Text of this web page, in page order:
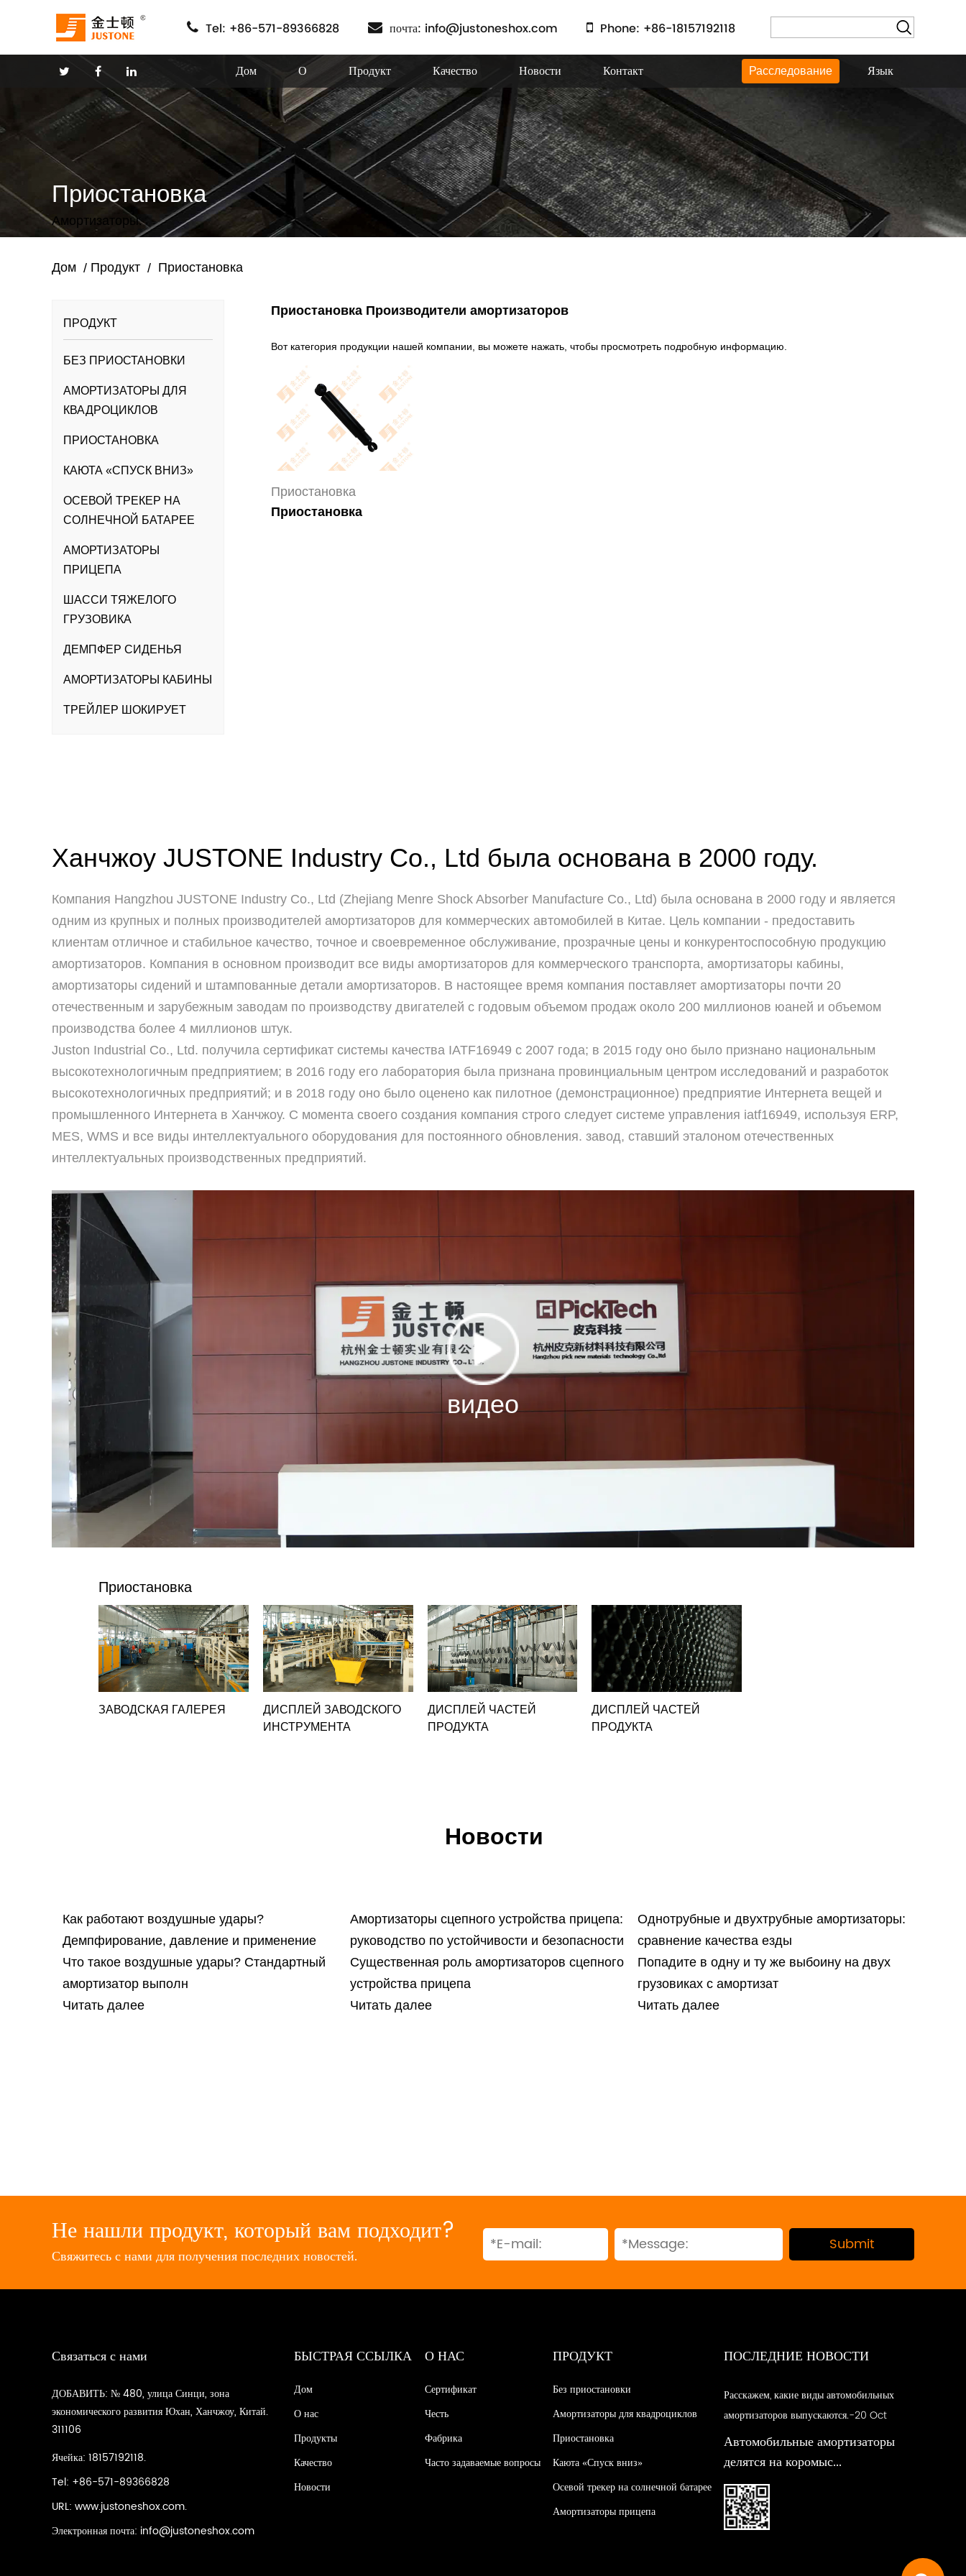
Tel: +86-571-89366828 почта: info@justoneshox.com Phone: +86-18157192118
Дом О Продукт Качество Новости Контакт Расследование Язык
Приостановка
Амортизаторы.
Дом / Продукт / Приостановка
ПРОДУКТ
БЕЗ ПРИОСТАНОВКИ
АМОРТИЗАТОРЫ ДЛЯ
КВАДРОЦИКЛОВ
ПРИОСТАНОВКА
КАЮТА «СПУСК ВНИЗ»
ОСЕВОЙ ТРЕКЕР НА
СОЛНЕЧНОЙ БАТАРЕЕ
АМОРТИЗАТОРЫ
ПРИЦЕПА
ШАССИ ТЯЖЕЛОГО
ГРУЗОВИКА
ДЕМПФЕР СИДЕНЬЯ
АМОРТИЗАТОРЫ КАБИНЫ
ТРЕЙЛЕР ШОКИРУЕТ
Приостановка Производители амортизаторов
Вот категория продукции нашей компании, вы можете нажать, чтобы просмотреть подробную информацию.
Приостановка
Приостановка
Ханчжоу JUSTONE Industry Co., Ltd была основана в 2000 году.
Компания Hangzhou JUSTONE Industry Co., Ltd (Zhejiang Menre Shock Absorber Manufacture Co., Ltd) была основана в 2000 году и является
одним из крупных и полных производителей амортизаторов для коммерческих автомобилей в Китае. Цель компании - предоставить
клиентам отличное и стабильное качество, точное и своевременное обслуживание, прозрачные цены и конкурентоспособную продукцию
амортизаторов. Компания в основном производит все виды амортизаторов для коммерческого транспорта, амортизаторы кабины,
амортизаторы сидений и штампованные детали амортизаторов. В настоящее время компания поставляет амортизаторы почти 20
отечественным и зарубежным заводам по производству двигателей с годовым объемом продаж около 200 миллионов юаней и объемом
производства более 4 миллионов штук.
Juston Industrial Co., Ltd. получила сертификат системы качества IATF16949 с 2007 года; в 2015 году оно было признано национальным
высокотехнологичным предприятием; в 2016 году его лаборатория была признана провинциальным центром исследований и разработок
высокотехнологичных предприятий; и в 2018 году оно было оценено как пилотное (демонстрационное) предприятие Интернета вещей и
промышленного Интернета в Ханчжоу. С момента своего создания компания строго следует системе управления iatf16949, используя ERP,
MES, WMS и все виды интеллектуального оборудования для постоянного обновления. завод, ставший эталоном отечественных
интеллектуальных производственных предприятий.
видео
Приостановка
ЗАВОДСКАЯ ГАЛЕРЕЯ
ДИСПЛЕЙ ЗАВОДСКОГО
ИНСТРУМЕНТА
ДИСПЛЕЙ ЧАСТЕЙ
ПРОДУКТА
ДИСПЛЕЙ ЧАСТЕЙ
ПРОДУКТА
Новости
Как работают воздушные удары?
Демпфирование, давление и применение
Что такое воздушные удары? Стандартный
амортизатор выполн
Читать далее
Амортизаторы сцепного устройства прицепа:
руководство по устойчивости и безопасности
Существенная роль амортизаторов сцепного
устройства прицепа
Читать далее
Однотрубные и двухтрубные амортизаторы:
сравнение качества езды
Попадите в одну и ту же выбоину на двух
грузовиках с амортизат
Читать далее
Не нашли продукт, который вам подходит?
Свяжитесь с нами для получения последних новостей.
Связаться с нами
ДОБАВИТЬ: № 480, улица Синци, зона
экономического развития Юхан, Ханчжоу, Китай.
311106
Ячейка: 18157192118.
Tel: +86-571-89366828
URL: www.justoneshox.com.
Электронная почта: info@justoneshox.com
БЫСТРАЯ ССЫЛКА
Дом
О нас
Продукты
Качество
Новости
О НАС
Сертификат
Честь
Фабрика
Часто задаваемые вопросы
ПРОДУКТ
Без приостановки
Амортизаторы для квадроциклов
Приостановка
Каюта «Спуск вниз»
Осевой трекер на солнечной батарее
Амортизаторы прицепа
ПОСЛЕДНИЕ НОВОСТИ
Расскажем, какие виды автомобильных
амортизаторов выпускаются.-20 Oct
Автомобильные амортизаторы
делятся на коромыс...